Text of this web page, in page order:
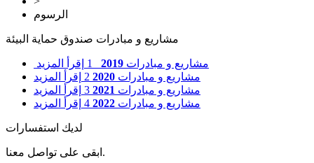
الرسوم
مشاريع و مبادرات صندوق حماية البيئة
مشاريع و مبادرات 1 إقرأ المزيد
مشاريع و مبادرات 2020
2 إقرأ المزيد
مشاريع و مبادرات 2021
3 إقرأ المزيد
مشاريع و مبادرات 2022
4 إقرأ المزيد
لديك استفسارات
ابقى على تواصل معنا.